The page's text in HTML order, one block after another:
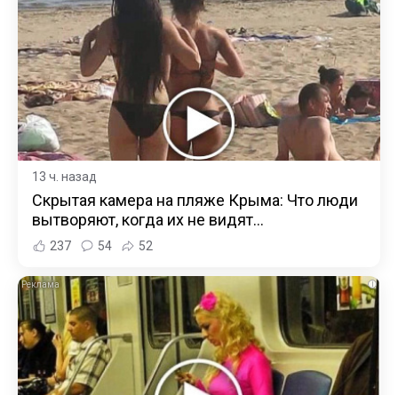
13 ч. назад
Скрытая камера на пляже Крыма: Что люди
вытворяют, когда их не видят...
237 54 52
i